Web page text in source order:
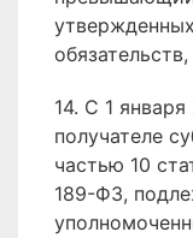
14. С 1
получателе
частью 10
189-ФЗ,